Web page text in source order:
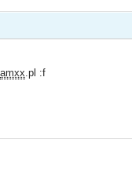
amxx .pl :f